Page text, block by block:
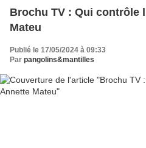
Brochu TV : Qui contrôle
Mateu
Publié le 17/05/2024 à 09:33
Par pangolins&mantilles